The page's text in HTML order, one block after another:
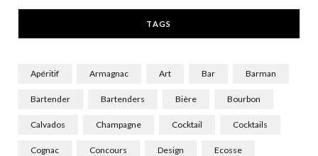
TAGS
Apéritif Armagnac Art Bar Barman
Bartender Bartenders Bière Bourbon
Calvados Champagne Cocktail Cocktails
Cognac Concours Design Ecosse